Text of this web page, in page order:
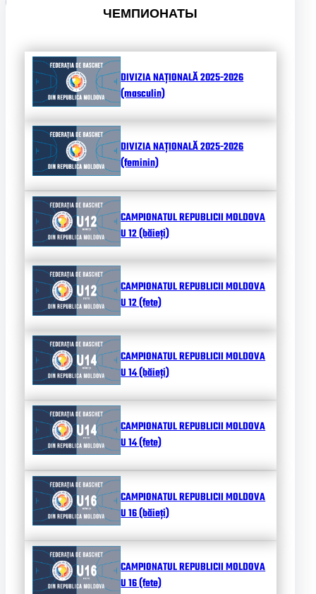
ЧЕМПИОНАТЫ
DIVIZIA NAȚIONALĂ 2025-2026
(masculin)
DIVIZIA NAȚIONALĂ 2025-2026
(feminin)
CAMPIONATUL REPUBLICII MOLDOVA
U 12 (băieți)
CAMPIONATUL REPUBLICII MOLDOVA
U 12 (fete)
CAMPIONATUL REPUBLICII MOLDOVA
U 14 (băieți)
CAMPIONATUL REPUBLICII MOLDOVA
U 14 (fete)
CAMPIONATUL REPUBLICII MOLDOVA
U 16 (băieți)
CAMPIONATUL REPUBLICII MOLDOVA
U 16 (fete)